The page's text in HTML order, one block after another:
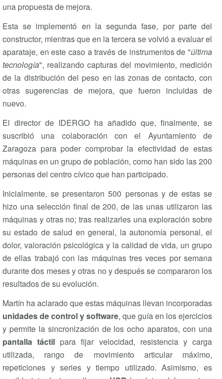
una propuesta de mejora.
Esta se implementó en la segunda fase, por parte del
constructor, mientras que en la tercera se volvió a evaluar el
aparataje, en este caso a través de instrumentos de "última
tecnología", realizando capturas del movimiento, medición
de la distribución del peso en las zonas de contacto, con
otras sugerencias de mejora, que fueron incluidas de
nuevo.
El director de IDERGO ha añadido que, finalmente, se
suscribió una colaboración con el Ayuntamiento de
Zaragoza para poder comprobar la efectividad de estas
máquinas en un grupo de población, como han sido las 200
personas del centro cívico que han participado.
Inicialmente, se presentaron 500 personas y de estas se
hizo una selección final de 200, de las unas utilizaron las
máquinas y otras no; tras realizarles una exploración sobre
su estado de salud en general, la autonomía personal, el
dolor, valoración psicológica y la calidad de vida, un grupo
de ellas trabajó con las máquinas tres veces por semana
durante dos meses y otras no y después se compararon los
resultados de su evolución.
Martín ha aclarado que estas máquinas llevan incorporadas
unidades de control y software, que guía en los ejercicios
y permite la sincronización de los ocho aparatos, con una
pantalla táctil para fijar velocidad, resistencia y carga
utilizada, rango de movimiento articular máximo,
repeticiones y series y tiempo utilizado. Asimismo, es